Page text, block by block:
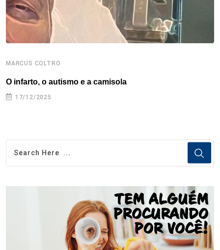
MARCUS COLTRO
O infarto, o autismo e a camisola
17/12/2025